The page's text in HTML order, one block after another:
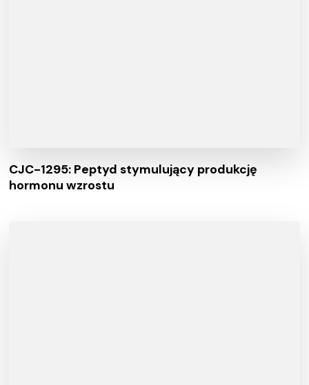
CJC-1295: Peptyd stymulujący produkcję
hormonu wzrostu